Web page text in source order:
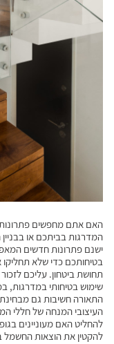
האם אתם מחפשים פתרונות
המדרגות בביתכם או
ישנם פתרונות חדשים
בטיחותכם כדי שלא תחליקו
תחושת ביטחון. עליכם
שימוש בטיחותי במדרגות,
התאורה חשיבות גם מבחינת
העיצובי המנחה של חללי
להחליט האם מעוניינים
להקטין את הוצאות החשמל